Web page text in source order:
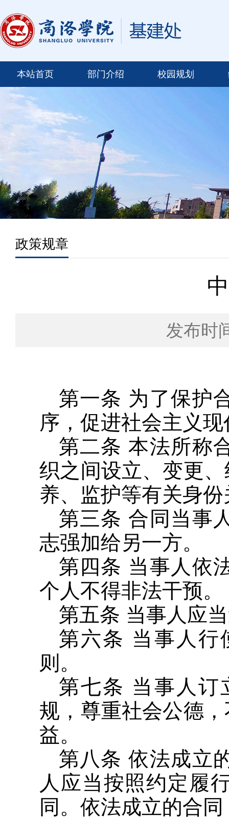
本站首页 部门介绍 校园规划
政策规章
发布时
第一条 为了保护
序，促进社会主义
第二条 本法所称
织之间设立、变更
养、监护等有关身
第三条 合同当事
志强加给另一方。
第四条 当事人依
个人不得非法干预。
第五条 当事人应
第六条 当事人行
则。
第七条 当事人订
规，尊重社会公德
益。
第八条 依法成立
人应当按照约定履
同。依法成立的合